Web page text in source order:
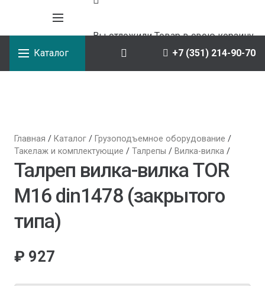
Вы отложилиТоварв свою корзину.
Каталог
+7 (351) 214-90-70
Главная / Каталог / Грузоподъемное оборудование /
Такелаж и комплектующие / Талрепы / Вилка-вилка /
Талреп вилка-вилка TOR
М16 din1478 (закрытого
типа)
₽ 927